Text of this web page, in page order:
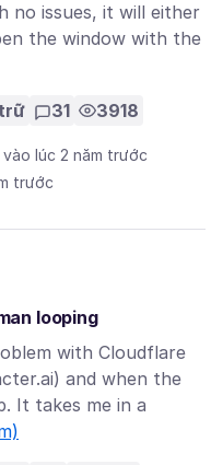
no issues, it will either
the window with the
31 3918
lúc 2 năm trước
trước
looping
with Cloudflare
and when the
It takes me in a